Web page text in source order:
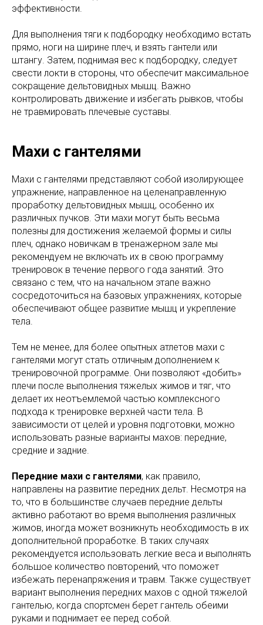
эффективности.
Для выполнения тяги к подбородку необходимо встать
прямо, ноги на ширине плеч, и взять гантели или
штангу. Затем, поднимая вес к подбородку, следует
свести локти в стороны, что обеспечит максимальное
сокращение дельтовидных мышц. Важно
контролировать движение и избегать рывков, чтобы
не травмировать плечевые суставы.
Махи с гантелями
Махи с гантелями представляют собой изолирующее
упражнение, направленное на целенаправленную
проработку дельтовидных мышц, особенно их
различных пучков. Эти махи могут быть весьма
полезны для достижения желаемой формы и силы
плеч, однако новичкам в тренажерном зале мы
рекомендуем не включать их в свою программу
тренировок в течение первого года занятий. Это
связано с тем, что на начальном этапе важно
сосредоточиться на базовых упражнениях, которые
обеспечивают общее развитие мышц и укрепление
тела.
Тем не менее, для более опытных атлетов махи с
гантелями могут стать отличным дополнением к
тренировочной программе. Они позволяют «добить»
плечи после выполнения тяжелых жимов и тяг, что
делает их неотъемлемой частью комплексного
подхода к тренировке верхней части тела. В
зависимости от целей и уровня подготовки, можно
использовать разные варианты махов: передние,
средние и задние.
Передние махи с гантелями, как правило,
направлены на развитие передних дельт. Несмотря на
то, что в большинстве случаев передние дельты
активно работают во время выполнения различных
жимов, иногда может возникнуть необходимость в их
дополнительной проработке. В таких случаях
рекомендуется использовать легкие веса и выполнять
большое количество повторений, что поможет
избежать перенапряжения и травм. Также существует
вариант выполнения передних махов с одной тяжелой
гантелью, когда спортсмен берет гантель обеими
руками и поднимает ее перед собой.